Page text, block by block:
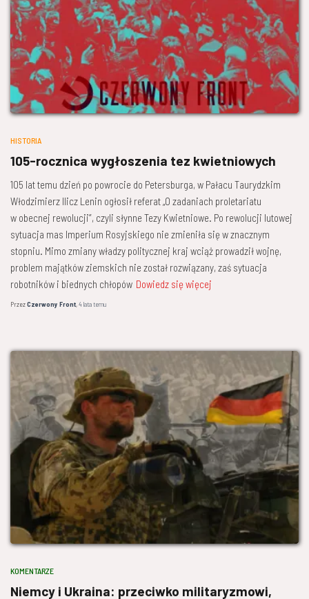
HISTORIA
105-rocznica wygłoszenia tez kwietniowych
105 lat temu dzień po powrocie do Petersburga, w Pałacu Taurydzkim
Włodzimierz Ilicz Lenin ogłosił referat „O zadaniach proletariatu
w obecnej rewolucji”, czyli słynne Tezy Kwietniowe. Po rewolucji lutowej
sytuacja mas Imperium Rosyjskiego nie zmieniła się w znacznym
stopniu. Mimo zmiany władzy politycznej kraj wciąż prowadził wojnę,
problem majątków ziemskich nie został rozwiązany, zaś sytuacja
robotników i biednych chłopów Dowiedz się więcej
PrzezCzerwony Front,4 latatemu
KOMENTARZE
Niemcy i Ukraina: przeciwko militaryzmowi,